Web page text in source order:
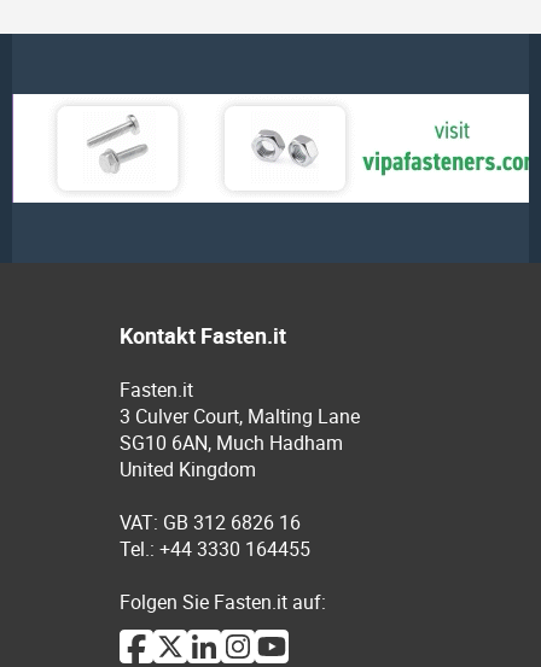
Kontakt Fasten.it
Fasten.it
3 Culver Court, Malting Lane
SG10 6AN, Much Hadham
United Kingdom
VAT: GB 312 6826 16
Tel.: +44 3330 164455
Folgen Sie Fasten.it auf: